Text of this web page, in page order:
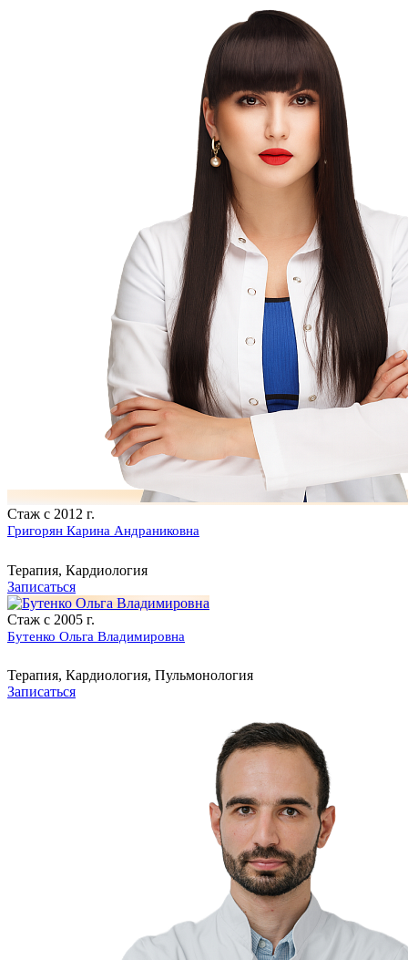
Стаж с 2012 г.
Григорян Карина Андраниковна
Терапия, Кардиология
Записаться
Стаж с 2005 г.
Бутенко Ольга Владимировна
Терапия, Кардиология, Пульмонология
Записаться